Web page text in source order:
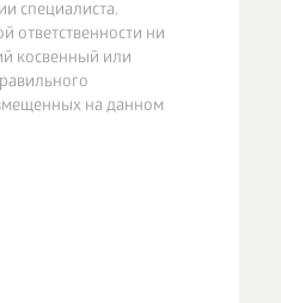
специалиста.
ответственности ни
косвенный или
на данном